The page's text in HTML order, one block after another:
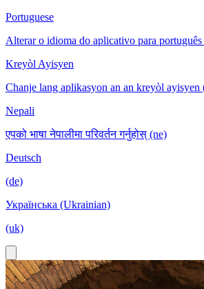
Portuguese
Alterar o idioma do aplicativo para
Kreyòl Ayisyen
Chanje lang aplikasyon an an kreyòl ayisyen
Nepali
एपको भाषा नेपालीमा परिवर्तन गर्नुहोस् (ne)
Deutsch
(de)
Українська (Ukrainian)
(uk)